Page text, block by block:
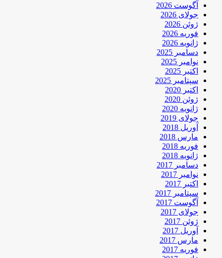
آگوست 2026
جولای 2026
ژوئن 2026
فوریه 2026
ژانویه 2026
دسامبر 2025
نوامبر 2025
اکتبر 2025
سپتامبر 2025
اکتبر 2020
ژوئن 2020
ژانویه 2020
جولای 2019
آوریل 2018
مارس 2018
فوریه 2018
ژانویه 2018
دسامبر 2017
نوامبر 2017
اکتبر 2017
سپتامبر 2017
آگوست 2017
جولای 2017
ژوئن 2017
آوریل 2017
مارس 2017
فوریه 2017